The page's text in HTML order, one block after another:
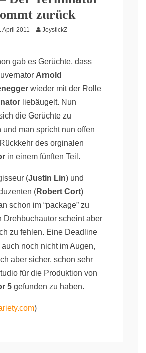
zurück
April 2011 JoystickZ
gab es Gerüchte, dass
Arnold
wieder mit der Rolle
liebäugelt. Nun
die Gerüchte zu
und man spricht nun offen
des orginalen
in einem fünften Teil.
(Justin Lin) und
(Robert Cort)
schon im “package” zu
Drehbuchautor scheint aber
zu fehlen. Eine Deadline
auch noch nicht im Augen,
aber sicher, schon sehr
für die Produktion von
5 gefunden zu haben.
)